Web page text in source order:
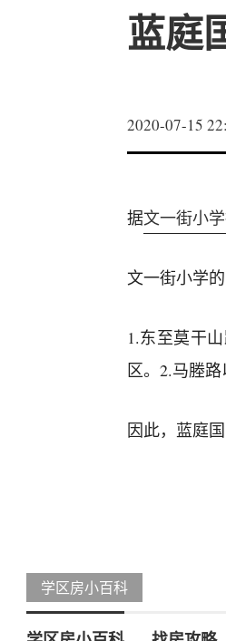
蓝庭
2020-07-15
据文一街小
文一街小学的
1.东至莫干
区。2.马塍
因此，蓝庭
学区房小百科